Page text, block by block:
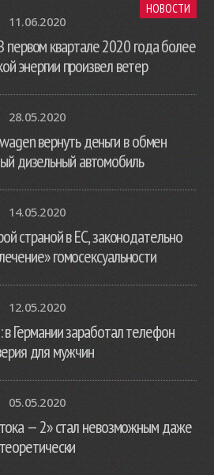
НОВОСТИ
11.06.2020
квартале 2020 года более
энергии произвел ветер
28.05.2020
вернуть деньги в обмен
дизельный автомобиль
14.05.2020
страной в ЕС, законодательно
гомосексуальности
12.05.2020
в Германии заработал телефон
для мужчин
05.05.2020
— 2» стал невозможным даже
теоретически